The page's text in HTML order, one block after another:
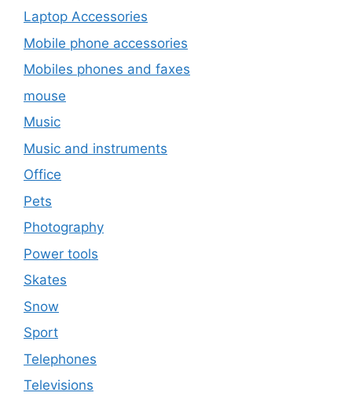
Laptop Accessories
Mobile phone accessories
Mobiles phones and faxes
mouse
Music
Music and instruments
Office
Pets
Photography
Power tools
Skates
Snow
Sport
Telephones
Televisions